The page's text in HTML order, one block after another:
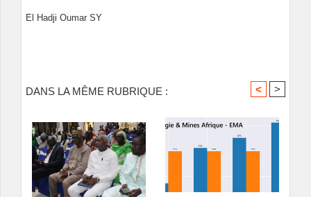
El Hadji Oumar SY
DANS LA MÊME RUBRIQUE : < >